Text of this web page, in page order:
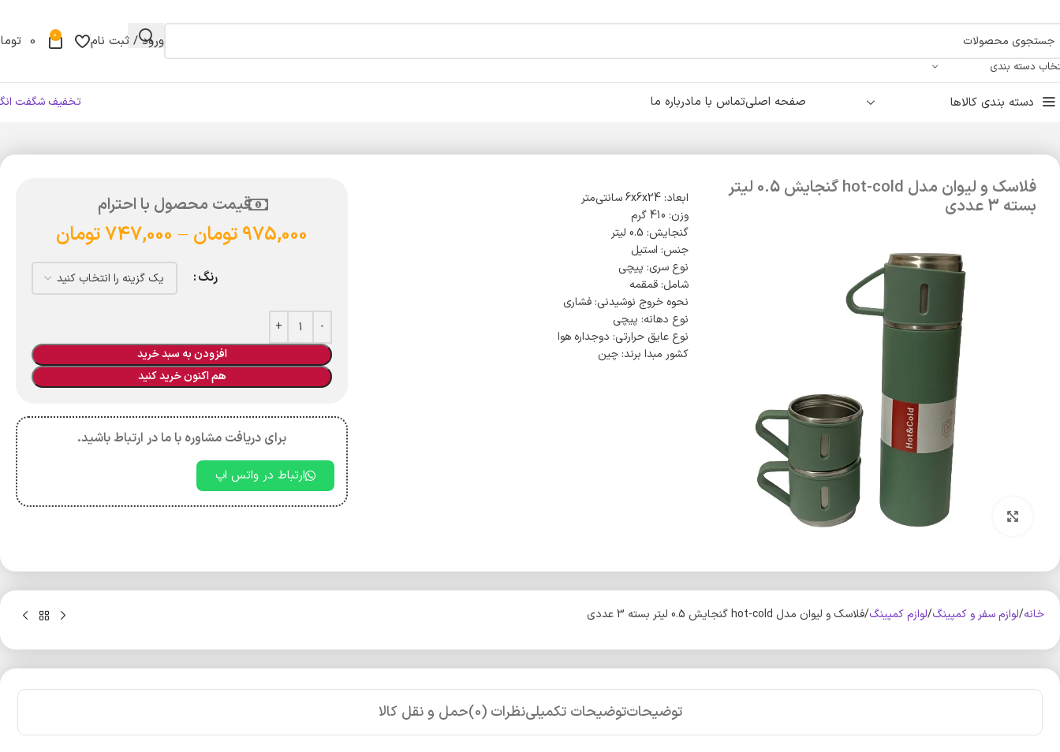
دسته بندی
ورود / ثبت نام 0
0
دسته بندی کالاها صفحه اصلیتماس با مادرباره ما تخفیف شگفت
فلاسک و لیوان مدل hot-cold گنجایش 0.5 لیتر
بسته 3 عددی
بزرگنمایی تصویر
ابعاد: 6x6x24 سانتی‌متر
وزن: 410 گرم
گنجایش: 0.5 لیتر
جنس: استیل
نوع سری: پیچی
شامل: قمقمه
نحوه خروج نوشیدنی: فشاری
نوع دهانه: پیچی
نوع عایق حرارتی: دوجداره هوا
کشور مبدا برند: چین
قیمت محصول با احترام
975,000تومان –
747,000تومان
رنگ
افزودن به سبد خرید
هم اکنون خرید کنید
برای دریافت مشاوره با ما در ارتباط باشید.
ارتباط در واتس اپ
خانه لوازم سفر و کمپینگ لوازم کمپینگ فلاسک و لیوان مدل hot-cold گنجایش 0.5 لیتر بسته 3 عددی
توضیحاتتوضیحات تکمیلینظرات (0) حمل و نقل کالا